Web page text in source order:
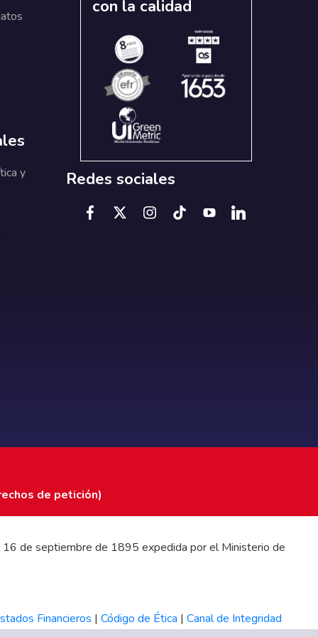
y
con la calidad
Redes sociales
de petición)
16 de septiembre de 1895 expedida por el Ministerio de
Financieros | Código de Ética | Canal de Integridad